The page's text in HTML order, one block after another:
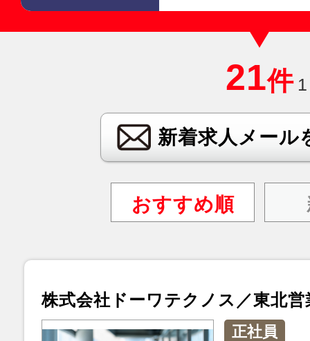
21件
新着求人メール
おすすめ順
株式会社ドーワテクノス／東北営
正社員